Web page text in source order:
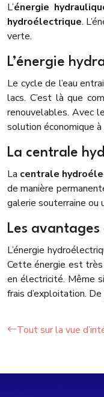
L’énergie
hydroélectrique.
verte.
L’énergie
Le cycle de l’eau
lacs. C’est là que
renouvelables. Avec
solution économique
La centrale
La centrale
de manière
galerie souterraine ou
Les avantages
L’énergie
Cette énergie est très
en électricité. Même
frais d’exploitation.
Tout sur la vue